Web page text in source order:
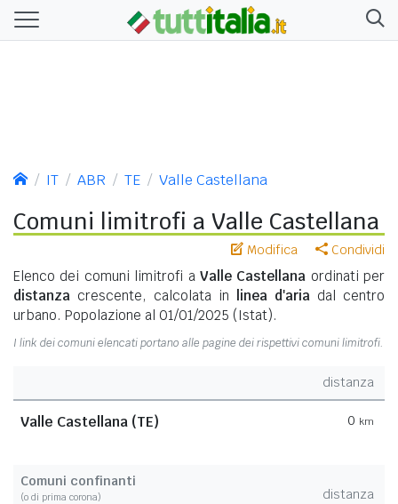
IT ABR TE Valle Castellana
Comuni limitrofi a Valle Castellana
Modifica Condividi
Elenco dei comuni limitrofi a Valle Castellana ordinati per
distanza crescente, calcolata in linea d'aria dal centro
urbano. Popolazione al 01/01/2025 (Istat).
I link dei comuni elencati portano alle pagine dei rispettivi comuni limitrofi.
distanza
Valle Castellana (TE) 0 km
Comuni confinanti
(o di prima corona) distanza